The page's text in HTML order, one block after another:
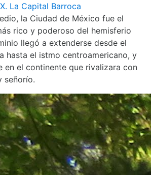
La Capital Barroca
la Ciudad de México fue el
rico y poderoso del hemisferio
llegó a extenderse desde el
hasta el istmo centroamericano, y
en el continente que rivalizara con
señorío.